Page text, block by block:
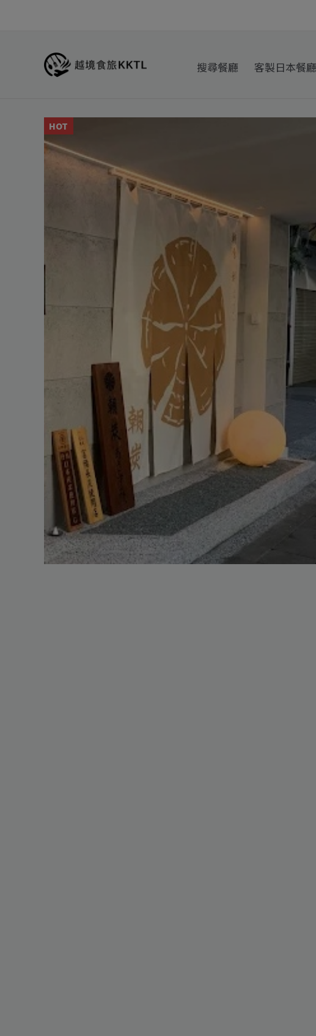
搜尋餐廳 客製日本餐廳
HOT